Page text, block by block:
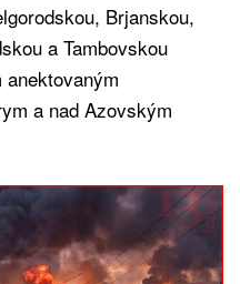
Brjanskou,
a Tambovskou
a nad Azovským